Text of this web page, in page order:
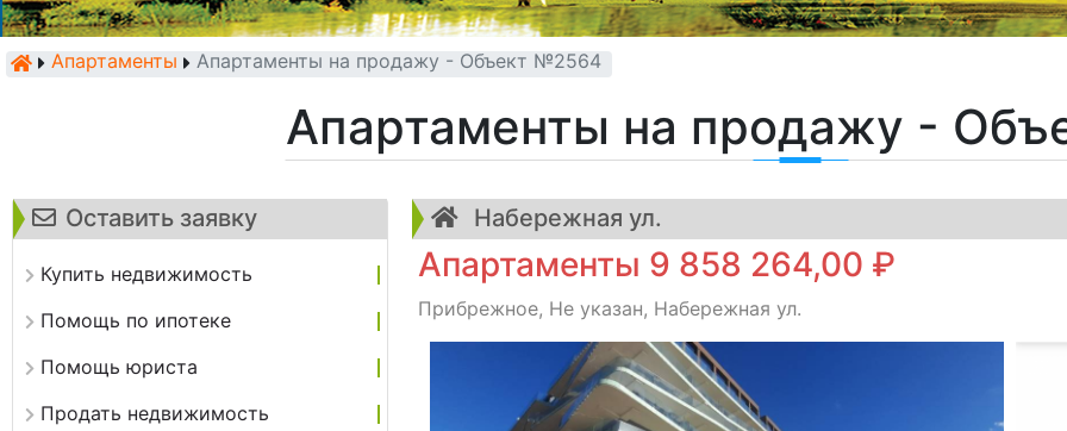
Апартаменты Апартаменты на продажу - Объект №2564
Апартаменты на продажу -
Оставить заявку
Купить недвижимость
Помощь по ипотеке
Помощь юриста
Продать недвижимость
Набережная ул.
Апартаменты 9 858 264,00 ₽
Прибрежное, Не указан, Набережная ул.